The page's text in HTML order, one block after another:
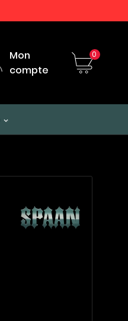
Mon
compte
0